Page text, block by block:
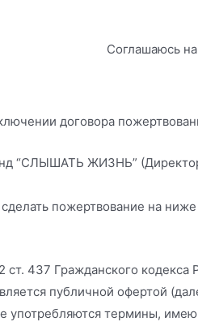
Соглашаюсь
договора
“СЛЫШАТЬ ЖИЗНЬ”
пожертвование на
2 ст. 437 Гражданского
публичной офертой
употребляются термины,